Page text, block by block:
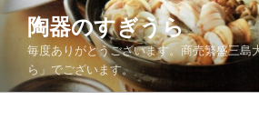
コ
ツ
陶器のすぎうら
毎度ありがとうございます。商売繁盛三島
ら」でございます。